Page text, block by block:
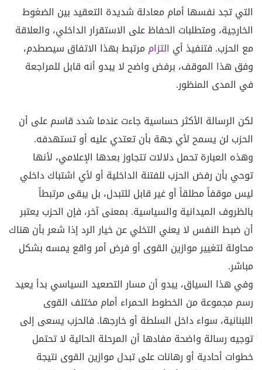
التي تجد نفسها أمام معادلة شديدة التعقيد بين الضغوط
الخارجية، ومتطلبات الحفاظ على الاستقرار الداخلي، والعلاقة
مع الحزب. فتنفيذ أي التزام مرتبط بهذا الاتفاق سيصطدم،
وفق هذا الموقف، برفض واضح لا يبدو أنه قابل للمراجعة
في المدى المنظور.
لكن الرسالة الأكثر حساسية جاءت عندما شدد قاسم على أن
الحزب لن يسمح لأي جهة بأن تعتدي عليه أو تستهدفه.
وهذه العبارة تحمل دلالات تتجاوز بعدها الإعلامي، لأنها
توحي بأن رفض الحزب للفتنة الداخلية أو لأي اشتباك داخلي
ليس موقفاً مطلقاً أو غير قابل للتبدل، بل يبقى مرتبطاً
بالظروف الميدانية والسياسية. بمعنى آخر، فإن الحزب يعتبر
أن ضبط النفس لا يعني التخلي عن خيار الرد إذا شعر بأن هناك
محاولة لتغيير موازين القوى أو فرض أمر واقع يمسه بشكل
مباشر.
وفي هذا السياق، يبدو أن مسار التصعيد السياسي بدأ يعيد
رسم مجموعة من الخطوط الحمراء أمام مختلف القوى
اللبنانية، سواء داخل السلطة أو خارجها. فالحزب يسعى إلى
توجيه رسالة واضحة مفادها أن المرحلة الحالية لا تحتمل
خطوات أحادية أو رهانات على تبدل موازين القوى نتيجة